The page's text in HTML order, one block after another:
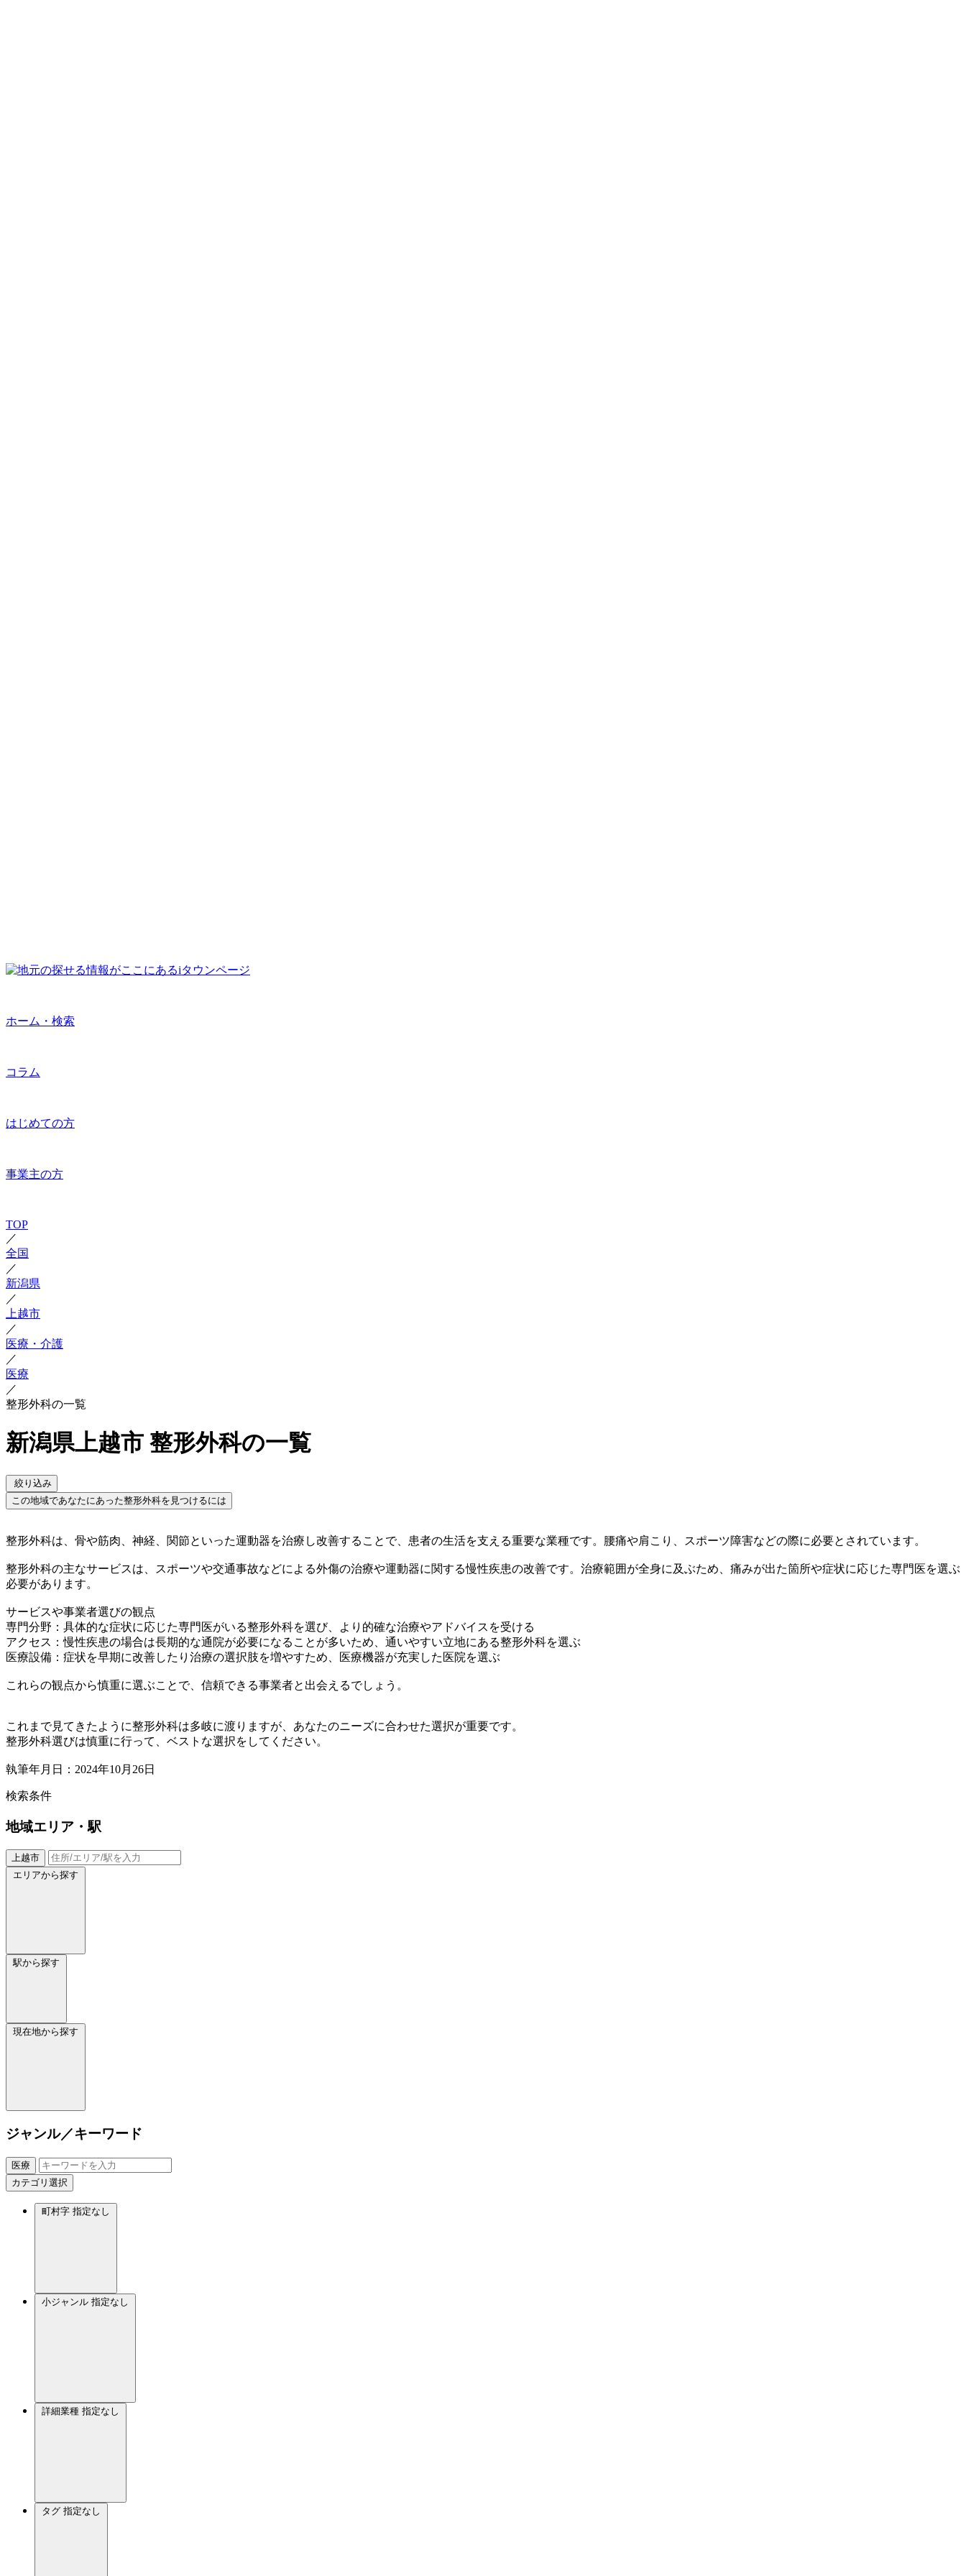
ホーム・検索
コラム
はじめての方
事業主の方
TOP
／
全国
／
新潟県
／
上越市
／
医療・介護
／
医療
／
整形外科の一覧
新潟県上越市 整形外科の一覧
絞り込み
この地域であなたにあった整形外科を見つけるには
整形外科は、骨や筋肉、神経、関節といった運動器を治療し改善することで、患者の生活を支える重要な業種です。腰痛や肩こり、スポーツ障害などの際に必要とされています。
整形外科の主なサービスは、スポーツや交通事故などによる外傷の治療や運動器に関する慢性疾患の改善です。治療範囲が全身に及ぶため、痛みが出た箇所や症状に応じた専門医を選ぶ
必要があります。
サービスや事業者選びの観点
専門分野：具体的な症状に応じた専門医がいる整形外科を選び、より的確な治療やアドバイスを受ける
アクセス：慢性疾患の場合は長期的な通院が必要になることが多いため、通いやすい立地にある整形外科を選ぶ
医療設備：症状を早期に改善したり治療の選択肢を増やすため、医療機器が充実した医院を選ぶ
これらの観点から慎重に選ぶことで、信頼できる事業者と出会えるでしょう。
これまで見てきたように整形外科は多岐に渡りますが、あなたのニーズに合わせた選択が重要です。
整形外科選びは慎重に行って、ベストな選択をしてください。
執筆年月日：2024年10月26日
検索条件
地域エリア・駅
上越市
エリアから探す
駅から探す
現在地から探す
ジャンル／キーワード
医療
カテゴリ選択
町村字 指定なし
小ジャンル 指定なし
詳細業種 指定なし
タグ 指定なし